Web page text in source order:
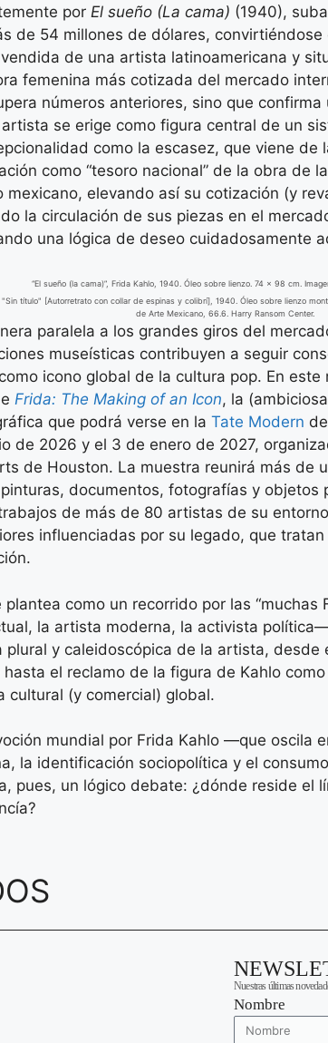
por El sueño (La cama) (1940),
de 54 millones de dólares, convirtiéndose
de una artista latinoamericana y
femenina más cotizada del mercado
números anteriores, sino que
se erige como figura central de un
como la escasez, que viene de
como “tesoro nacional” de la obra de
mexicano, elevando así su cotización (y
la circulación de sus piezas en el
una lógica de deseo cuidadosamente
“El sueño (la cama)”, Frida Kahlo, 1940. Óleo sobre lienzo. 74 × 98 cm.
"Sin título" [Autorretrato con collar de espinas y colibrí], 1940. Óleo sobre lienzo
de Arte Mexicano, 66.6. Harry Ransom Center.
paralela a los grandes giros del
museísticas contribuyen a seguir
icono global de la cultura pop. En este
Frida: The Making of an Icon, la
que podrá verse en la Tate Modern
de 2026 y el 3 de enero de 2027,
de Houston. La muestra reunirá más de
documentos, fotografías y objetos
de más de 80 artistas de su
influenciadas por su legado, que
plantea como un recorrido por las “muchas
la artista moderna, la activista
plural y caleidoscópica de la artista, desde
hasta el reclamo de la figura de Kahlo
cultural (y comercial) global.
mundial por Frida Kahlo —que oscila
la identificación sociopolítica y el
pues, un lógico debate: ¿dónde reside el
Nuestras últimas
Nombre